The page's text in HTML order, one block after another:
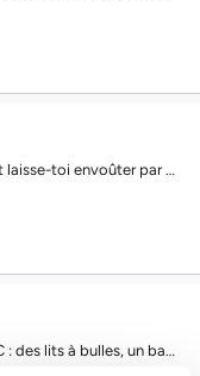
Plonge dans l'Univers d'eau saline naturelle et laisse-toi envoûter par l'ambiance méditerranéenne,...
Détends-toi dans l'eau saline naturelle à 35 °C : des lits à bulles, un bain de vapeur et une...